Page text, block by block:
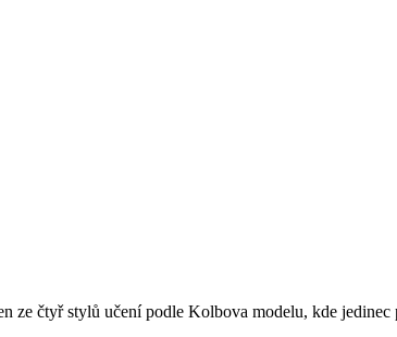
ze čtyř stylů učení podle Kolbova modelu, kde